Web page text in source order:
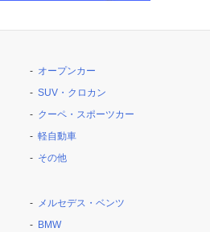
オープンカー
SUV・クロカン
クーペ・スポーツカー
軽自動車
その他
メルセデス・ベンツ
BMW